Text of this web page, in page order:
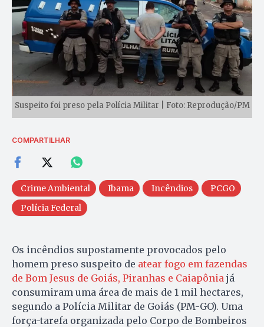
Suspeito foi preso pela Polícia Militar | Foto: Reprodução/PM
COMPARTILHAR
Crime Ambiental Ibama Incêndios
PCGO
Polícia Federal
Os incêndios supostamente provocados pelo
homem preso suspeito de atear fogo em fazendas
de Bom Jesus de Goiás, Piranhas e Caiapônia já
consumiram uma área de mais de 1 mil hectares,
segundo a Polícia Militar de Goiás (PM-GO). Uma
força-tarefa organizada pelo Corpo de Bombeiros